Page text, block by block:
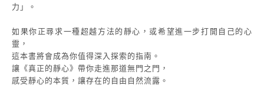
力」。
如果你正尋求一種超越方法的靜心，或希望進一步打開自己的心
靈，
這本書將會成為你值得深入探索的指南。
讓《真正的靜心》帶你走進那道無門之門，
感受靜心的本質，讓存在的自由自然流露。